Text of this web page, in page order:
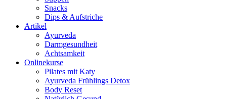
Snacks
Dips & Aufstriche
Artikel
Ayurveda
Darmgesundheit
Achtsamkeit
Onlinekurse
Pilates mit Katy
Ayurveda Frühlings Detox
Body Reset